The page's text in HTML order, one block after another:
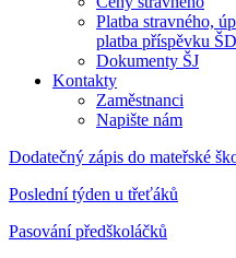
Platba stravného,
platba příspěvku
Dokumenty ŠJ
Kontakty
Zaměstnanci
Napište nám
Dodatečný zápis do mateřské
Poslední týden u třeťáků
Pasování předškoláčků